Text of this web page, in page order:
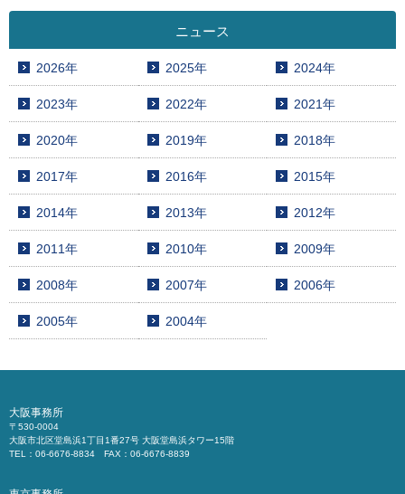
ニュース
2026年 2025年 2024年
2023年 2022年 2021年
2020年 2019年 2018年
2017年 2016年 2015年
2014年 2013年 2012年
2011年 2010年 2009年
2008年 2007年 2006年
2005年 2004年
大阪事務所
〒530-0004
大阪市北区堂島浜1丁目1番27号 大阪堂島浜タワー15階
TEL：06-6676-8834 FAX：06-6676-8839